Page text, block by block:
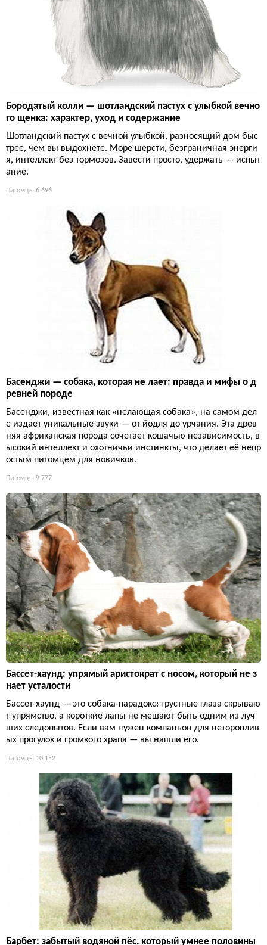
Бородатый колли — шотландский пастух с улыбкой вечно
го щенка: характер, уход и содержание
Шотландский пастух с вечной улыбкой, разносящий дом быс
трее, чем вы выдохнете. Море шерсти, безграничная энерги
я, интеллект без тормозов. Завести просто, удержать — испыт
ание.
Питомцы 6 696
Басенджи — собака, которая не лает: правда и мифы о д
ревней породе
Басенджи, известная как «нелающая собака», на самом дел
е издает уникальные звуки — от йодля до урчания. Эта древ
няя африканская порода сочетает кошачью независимость, в
ысокий интеллект и охотничьи инстинкты, что делает её непр
остым питомцем для новичков.
Питомцы 9 777
Бассет-хаунд: упрямый аристократ с носом, который не з
нает усталости
Бассет-хаунд — это собака-парадокс: грустные глаза скрываю
т упрямство, а короткие лапы не мешают быть одним из луч
ших следопытов. Если вам нужен компаньон для нетороплив
ых прогулок и громкого храпа — вы нашли его.
Питомцы 10 152
Барбет: забытый водяной пёс, который умнее половины